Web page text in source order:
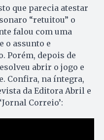
que parecia atestar
“retuitou” o
falou com uma
o assunto e
Porém, depois de
abrir o jogo e
Confira, na íntegra,
da Editora Abril e
Correio’: